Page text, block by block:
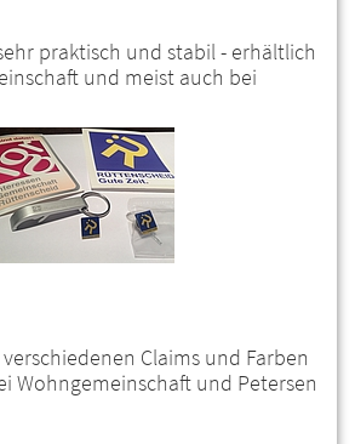
praktisch und stabil - erhältlich
und meist auch bei
Claims und Farben
Wohngemeinschaft und Petersen